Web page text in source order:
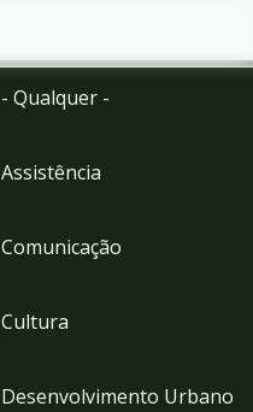
- Qualquer -
Assistência
Comunicação
Cultura
Desenvolvimento Urbano